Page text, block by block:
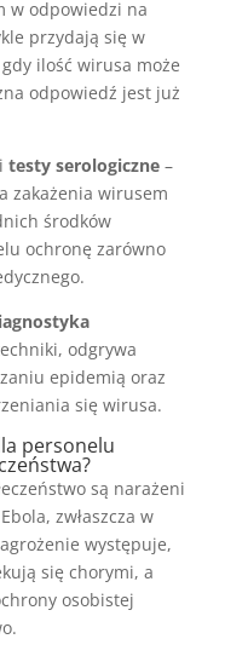
w odpowiedzi na
przydają się w
ilość wirusa może
odpowiedź jest już
testy serologiczne–
zakażenia wirusem
środków
ochronę zarówno
odgrywa
epidemią oraz
się wirusa.
personelu
są narażeni
zwłaszcza w
występuje,
się chorymi, a
osobistej